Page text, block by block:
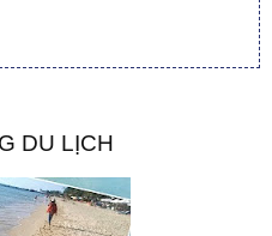
DU LỊCH